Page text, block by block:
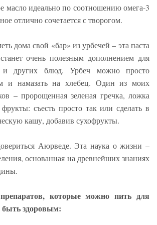
масло идеально по соотношению омега-3
отлично сочетается с творогом.
дома свой «бар» из урбечей – эта паста
очень полезным дополнением для
и других блюд. Урбеч можно просто
и намазать на хлебец. Один из моих
– пророщенная зеленая гречка, ложка
съесть просто так или сделать в
кашу, добавив сухофрукты.
Аюрведе. Эта наука о жизни –
основанная на древнейших знаниях
которые можно пить для
здоровым: